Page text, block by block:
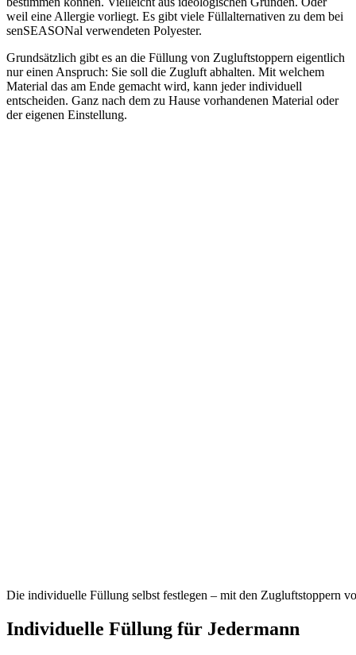
weil eine Allergie vorliegt. Es gibt viele Füllalternativen zu dem bei
senSEASONal verwendeten Polyester.
Grundsätzlich gibt es an die Füllung von Zugluftstoppern eigentlich
nur einen Anspruch: Sie soll die Zugluft abhalten. Mit welchem
Material das am Ende gemacht wird, kann jeder individuell
entscheiden. Ganz nach dem zu Hause vorhandenen Material oder
der eigenen Einstellung.
Die individuelle Füllung selbst festlegen – mit den Zugluftstoppern
Individuelle Füllung für Jedermann